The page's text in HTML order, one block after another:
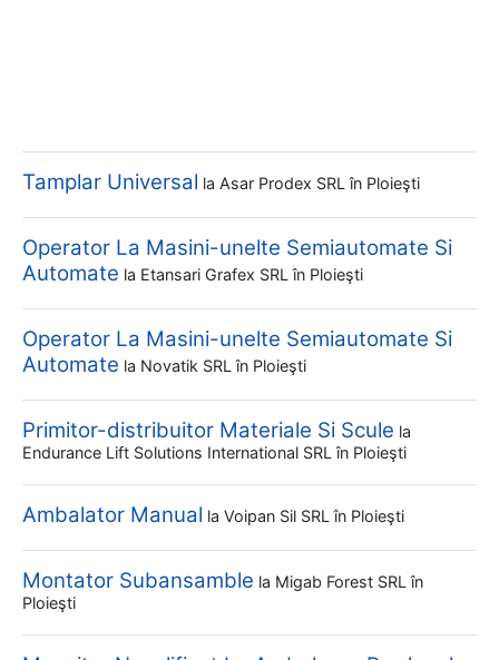
Tamplar Universal la Asar Prodex SRL în Ploieşti
Operator La Masini-unelte Semiautomate Si
Automate la Etansari Grafex SRL în Ploieşti
Operator La Masini-unelte Semiautomate Si
Automate la Novatik SRL în Ploieşti
Primitor-distribuitor Materiale Si Scule la
Endurance Lift Solutions International SRL în Ploieşti
Ambalator Manual la Voipan Sil SRL în Ploieşti
Montator Subansamble la Migab Forest SRL în
Ploieşti